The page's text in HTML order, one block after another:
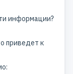
информации?
приведет к